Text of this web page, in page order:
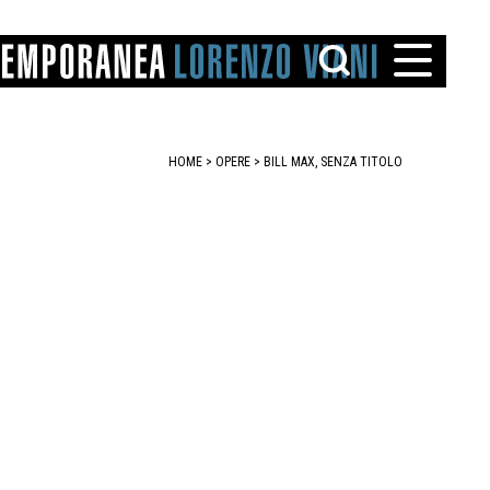
HOME > OPERE > BILL MAX, SENZA TITOLO